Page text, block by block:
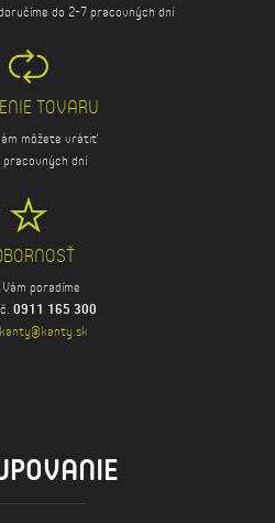
do 2-7 pracovných dní
TOVARU
môžete vrátiť
pracovných dní
poradíme
0911 165 300
kanty@kanty.sk